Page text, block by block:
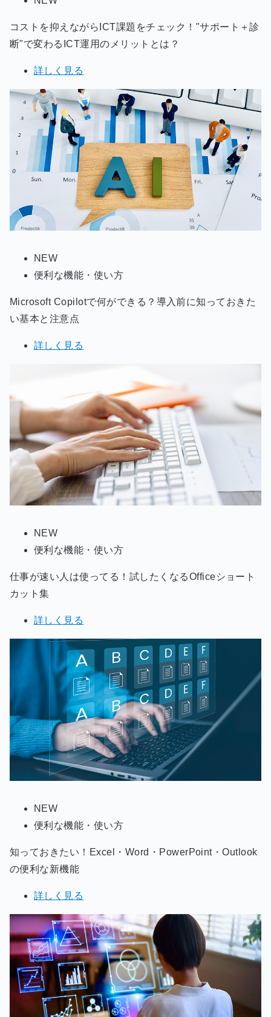
コストを抑えながらICT課題をチェック！"サポート＋診
断"で変わるICT運用のメリットとは？
詳しく見る
NEW
便利な機能・使い方
Microsoft Copilotで何ができる？導入前に知っておきた
い基本と注意点
詳しく見る
NEW
便利な機能・使い方
仕事が速い人は使ってる！試したくなるOfficeショート
カット集
詳しく見る
NEW
便利な機能・使い方
知っておきたい！Excel・Word・PowerPoint・Outlook
の便利な新機能
詳しく見る